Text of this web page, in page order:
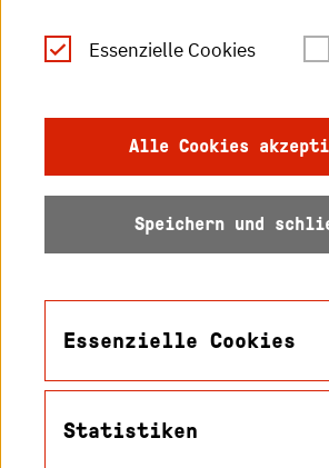
Leichte Sprache
Datenschutz
Barrierefreiheit
Essenzielle Cookies
Alle Cookies
Speichern und
Essenzielle Cookies
Statistiken